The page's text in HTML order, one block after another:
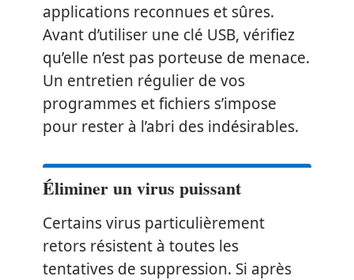
applications reconnues et sûres.
Avant d’utiliser une clé USB, vérifiez
qu’elle n’est pas porteuse de menace.
Un entretien régulier de vos
programmes et fichiers s’impose
pour rester à l’abri des indésirables.
Éliminer un virus puissant
Certains virus particulièrement
retors résistent à toutes les
tentatives de suppression. Si après